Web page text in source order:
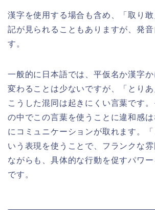
漢字を使用する場合も含め、「取り
記が見られることもありますが、発
す。
一般的に日本語では、平仮名か漢字
変わることは少ないですが、「とりあ
こうした混同は起きにくい言葉です
の中でこの言葉を使うことに違和感
にコミュニケーションが取れます。
いう表現を使うことで、フランクな
ながらも、具体的な行動を促すパワ
です。